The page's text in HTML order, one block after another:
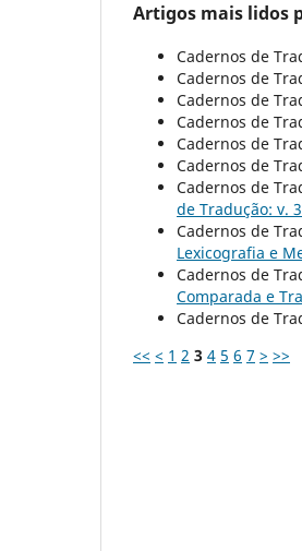
Artigos mais lidos
Cadernos de
Cadernos de
Cadernos de
Cadernos de
Cadernos de
Cadernos de
Cadernos de
de Tradução: v.
Cadernos de
Lexicografia e
Cadernos de
Comparada e
Cadernos de
<< < 1 2 3 4 5 6 7 > >>